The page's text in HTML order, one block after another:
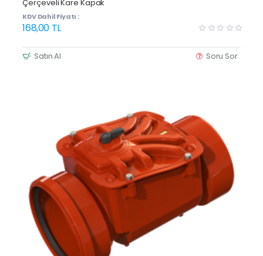
Çerçeveli Kare Kapak
KDV Dahil Fiyatı :
168,00 TL
Satın Al Soru Sor